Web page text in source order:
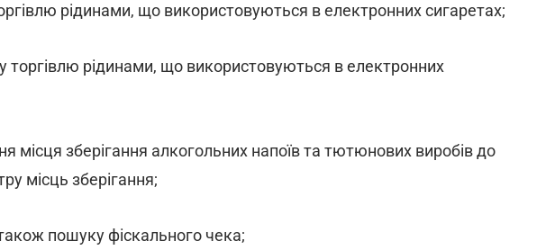
рідинами, що використовуються в електронних сигаретах;
торгівлю рідинами, що використовуються в електронних
місця зберігання алкогольних напоїв та тютюнових виробів до
місць зберігання;
пошуку фіскального чека;